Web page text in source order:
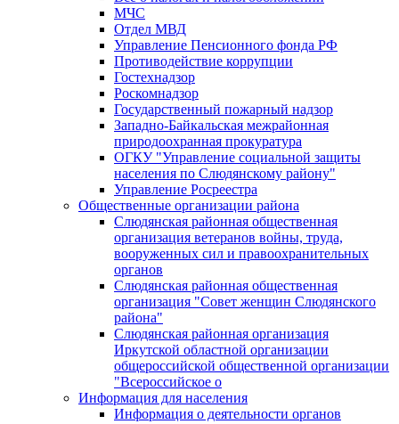
МЧС
Отдел МВД
Управление Пенсионного фонда РФ
Противодействие коррупции
Гостехнадзор
Роскомнадзор
Государственный пожарный надзор
Западно-Байкальская межрайонная
природоохранная прокуратура
ОГКУ "Управление социальной защиты
населения по Слюдянскому району"
Управление Росреестра
Общественные организации района
Слюдянская районная общественная
организация ветеранов войны, труда,
вооруженных сил и правоохранительных
органов
Слюдянская районная общественная
организация "Совет женщин Слюдянского
района"
Слюдянская районная организация
Иркутской областной организации
общероссийской общественной организации
"Всероссийское о
Информация для населения
Информация о деятельности органов